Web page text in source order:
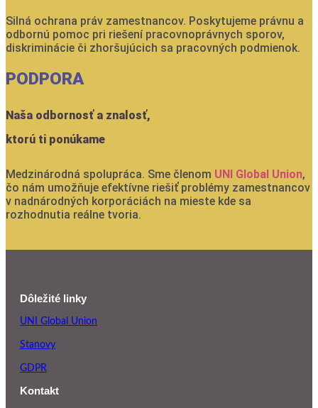
Silná ochrana práv zamestnancov. Poskytujeme právnu a
odbornú pomoc pri riešení pracovnoprávnych sporov,
diskriminácie či zhoršujúcich sa pracovných podmienok.
PODPORA
Naša odbornosť a znalosť,
ktorú ti ponúkame
Medzinárodná spolupráca. Sme členom UNI Global Union,
čo nám umožňuje efektívne riešiť problémy zamestnancov
v nadnárodných korporáciách na mieste kde sa
rozhodnutia reálne tvoria.
Dôležité linky
UNI Global Union
Stanovy
GDPR
Kontakt